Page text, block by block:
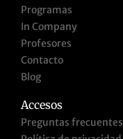
Programas
In Company
Profesores
Contacto
Blog
Accesos
Preguntas frecuentes